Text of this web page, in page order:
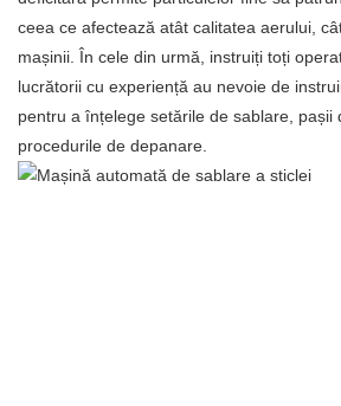
ceea ce afectează atât calitatea aerului,
mașinii. În cele din urmă, instruiți toți
lucrătorii cu experiență au nevoie de
pentru a înțelege setările de sablare, pașii
procedurile de depanare.